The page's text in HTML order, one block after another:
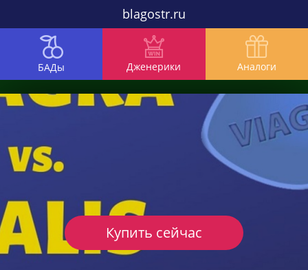
blagostr.ru
БАДы Дженерики Аналоги
Купить сейчас